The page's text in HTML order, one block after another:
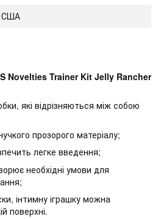
США
Novelties Trainer Kit Jelly Rancher
які відрізняються між собою
прозорого матеріалу;
легке введення;
необхідні умови для
інтимну іграшку можна
поверхні.